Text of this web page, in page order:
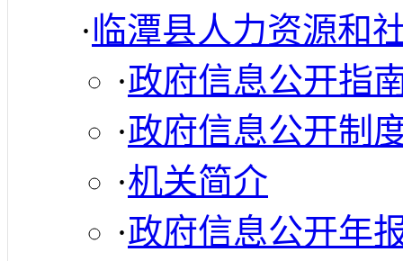
·临潭县人力资源和
·政府信息公开指
·政府信息公开制
·机关简介
·政府信息公开年